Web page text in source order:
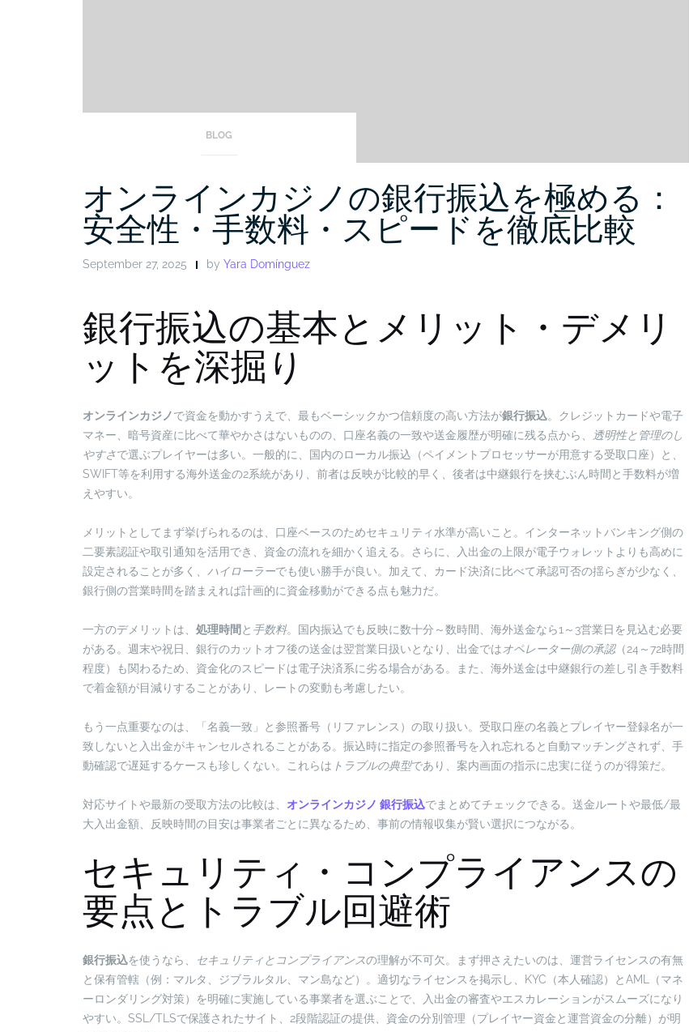
BLOG
オンラインカジノの銀行振込を極める：
安全性・手数料・スピードを徹底比較
September 27, 2025 by Yara Domínguez
銀行振込の基本とメリット・デメリ
ットを深掘り
オンラインカジノで資金を動かすうえで、最もベーシックかつ信頼度の高い方法が銀行振込。クレジットカードや電子
マネー、暗号資産に比べて華やかさはないものの、口座名義の一致や送金履歴が明確に残る点から、
透明性と管理のし
やすさで選ぶプレイヤーは多い。一般的に、国内のローカル振込（ペイメントプロセッサーが用意する受取口座）と、
SWIFT等を利用する海外送金の2系統があり、前者は反映が比較的早く、後者は中継銀行を挟むぶん時間と手数料が増
えやすい。
メリットとしてまず挙げられるのは、口座ベースのためセキュリティ水準が高いこと。インターネットバンキング側の
二要素認証や取引通知を活用でき、資金の流れを細かく追える。さらに、入出金の上限が電子ウォレットよりも高めに
設定されることが多く、 ハイローラーでも使い勝手が良い。加えて、カード決済に比べて承認可否の揺らぎが少なく、
銀行側の営業時間を踏まえれば計画的に資金移動ができる点も魅力だ。
一方のデメリットは、 処理時間 と 手数料。国内振込でも反映に数十分～数時間、海外送金なら1～3営業日を見込む必要
がある。週末や祝日、銀行のカットオフ後の送金は翌営業日扱いとなり、出金ではオペレーター側の承認（24～72時間
程度）も関わるため、資金化のスピードは電子決済系に劣る場合がある。また、海外送金は中継銀行の差し引き手数料
で着金額が目減りすることがあり、レートの変動も考慮したい。
もう一点重要なのは、「名義一致」と参照番号（リファレンス）の取り扱い。受取口座の名義とプレイヤー登録名が一
致しないと入出金がキャンセルされることがある。振込時に指定の参照番号を入れ忘れると自動マッチングされず、手
動確認で遅延するケースも珍しくない。これらは トラブルの典型であり、案内画面の指示に忠実に従うのが得策だ。
対応サイトや最新の受取方法の比較は、 オンラインカジノ 銀行振込でまとめてチェックできる。送金ルートや最低/最
大入出金額、反映時間の目安は事業者ごとに異なるため、事前の情報収集が賢い選択につながる。
セキュリティ・コンプライアンスの
要点とトラブル回避術
銀行振込を使うなら、 セキュリティとコンプライアンスの理解が不可欠。まず押さえたいのは、運営ライセンスの有無
と保有管轄（例：マルタ、ジブラルタル、マン島など）。適切なライセンスを掲示し、KYC（本人確認）とAML（マネ
ーロンダリング対策）を明確に実施している事業者を選ぶことで、入出金の審査やエスカレーションがスムーズになり
やすい。SSL/TLSで保護されたサイト、2段階認証の提供、資金の分別管理（プレイヤー資金と運営資金の分離）が明